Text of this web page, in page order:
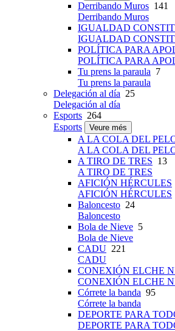
Derribando Muros 141
Derribando Muros
IGUALDAD
IGUALDAD
POLÍTICA PARA
POLÍTICA PARA
Tu prens la paraula 7
Tu prens la paraula
Delegación al día 25
Delegación al día
Esports 264
Esports
Veure més
A LA COLA DEL
A LA COLA DEL
A TIRO DE TRES 13
A TIRO DE TRES
AFICIÓN HÉRCULES
AFICIÓN HÉRCULES
Baloncesto 24
Baloncesto
Bola de Nieve 5
Bola de Nieve
CADU 221
CADU
CONEXIÓN ELCHE
CONEXIÓN ELCHE
Córrete la banda 95
Córrete la banda
DEPORTE PARA
DEPORTE PARA